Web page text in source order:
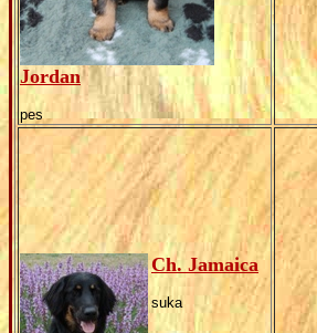
Jordan
pes
Ch. Jamaica
suka